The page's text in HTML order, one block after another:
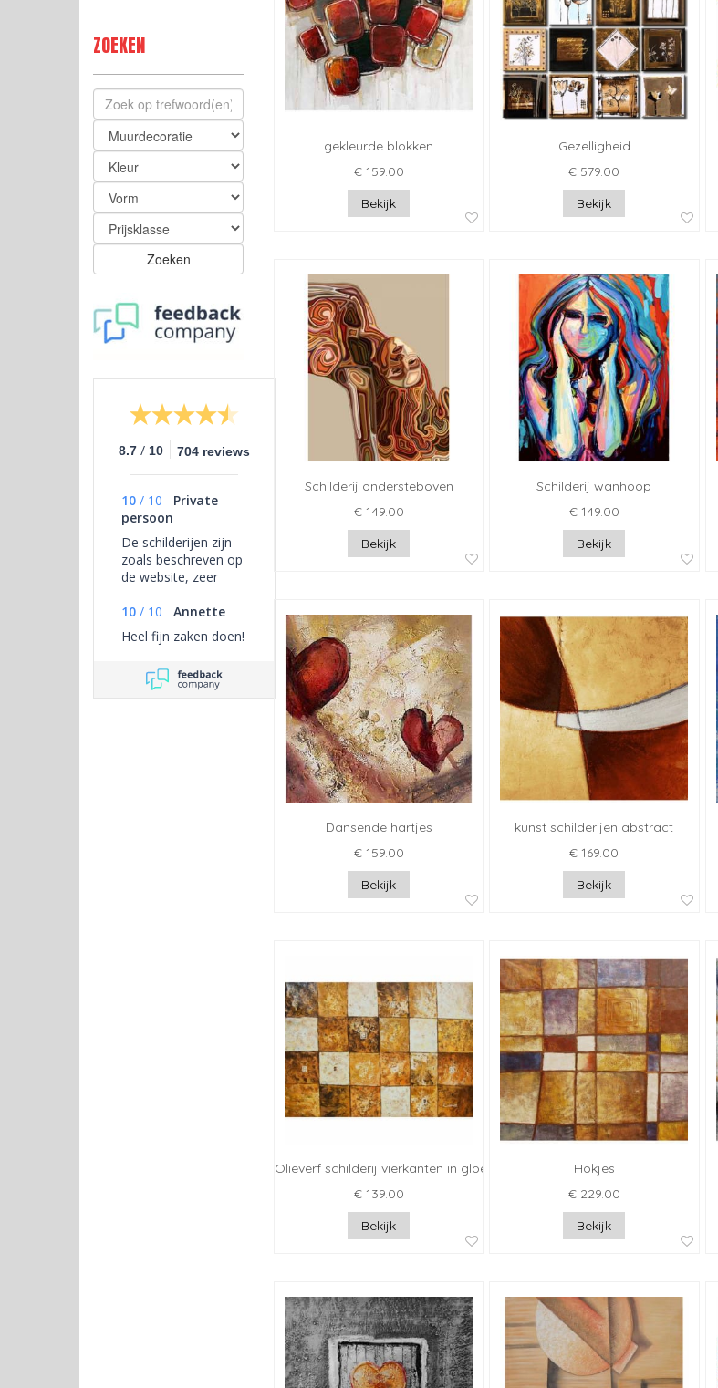
ZOEKEN
Zoeken
8.7 / 10 704 reviews
10 / 10
Private
persoon
De schilderijen zijn
zoals beschreven op
de website, zeer
prachtige kleuren. De
verzending is zeer
verzorgd en goed
te voorkomen.
10 / 10
Annette
Heel fijn zaken doen!
gekleurde blokken
€ 159.00
Bekijk
Gezelligheid
€ 579.00
Bekijk
Schilderij ondersteboven
€ 149.00
Bekijk
Schilderij wanhoop
€ 149.00
Bekijk
Dansende hartjes
€ 159.00
Bekijk
kunst schilderijen abstract
€ 169.00
Bekijk
Olieverf schilderij vierkanten in gloed
€ 139.00
Bekijk
Hokjes
€ 229.00
Bekijk